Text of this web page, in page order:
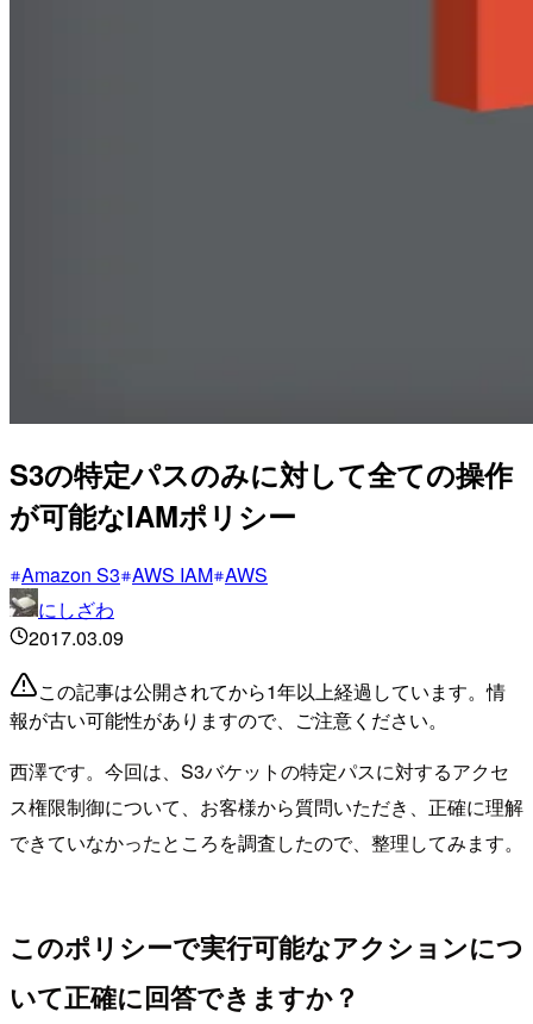
S3の特定パスのみに対して全ての操作
が可能なIAMポリシー
Amazon S3 AWS IAM AWS
にしざわ
2017.03.09
この記事は公開されてから1年以上経過しています。情
報が古い可能性がありますので、ご注意ください。
西澤です。今回は、S3バケットの特定パスに対するアクセ
ス権限制御について、お客様から質問いただき、正確に理解
できていなかったところを調査したので、整理してみます。
このポリシーで実行可能なアクションにつ
いて正確に回答できますか？